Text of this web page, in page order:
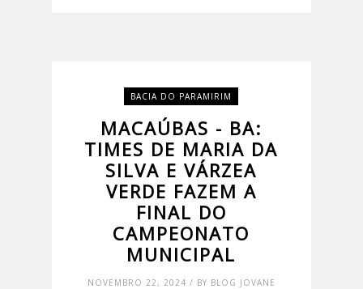
BACIA DO PARAMIRIM
MACAÚBAS - BA:
TIMES DE MARIA DA
SILVA E VÁRZEA
VERDE FAZEM A
FINAL DO
CAMPEONATO
MUNICIPAL
NOVEMBRO 22, 2024 / BY BLOG JOVANE